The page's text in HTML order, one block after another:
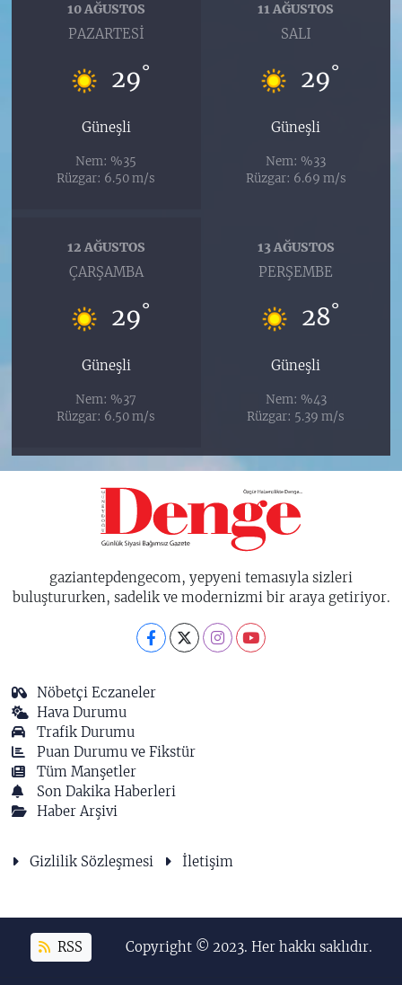
10 AĞUSTOS
PAZARTESI
29°
Güneşli
Nem: %35
Rüzgar: 6.50 m/s
11 AĞUSTOS
SALI
29°
Güneşli
Nem: %33
Rüzgar: 6.69 m/s
12 AĞUSTOS
ÇARŞAMBA
29°
Güneşli
Nem: %37
Rüzgar: 6.50 m/s
13 AĞUSTOS
PERŞEMBE
28°
Güneşli
Nem: %43
Rüzgar: 5.39 m/s
gaziantepdengecom, yepyeni temasıyla sizleri
buluştururken, sadelik ve modernizmi bir araya getiriyor.
Nöbetçi Eczaneler
Hava Durumu
Trafik Durumu
Puan Durumu ve Fikstür
Tüm Manşetler
Son Dakika Haberleri
Haber Arşivi
Gizlilik Sözleşmesi İletişim
RSS Copyright © 2023. Her hakkı saklıdır.